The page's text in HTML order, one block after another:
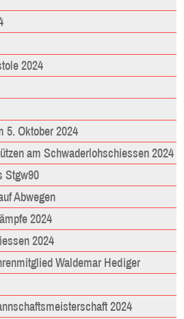
2024
5. Oktober 2024
am Schwaderlohschiessen 2024
Stgw90
Abwegen
2024
2024
Waldemar Hediger
2024